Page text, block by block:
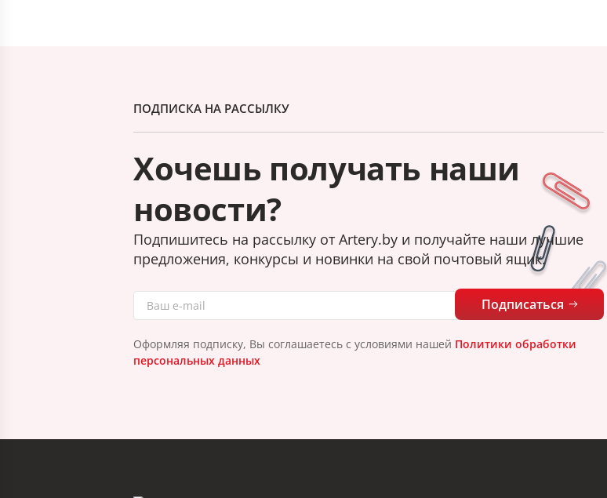
ПОДПИСКА НА РАССЫЛКУ
Хочешь получать наши
новости?
Подпишитесь на рассылку от Artery.by и получайте наши лучшие
предложения, конкурсы и новинки на свой почтовый ящик.
Подписаться
Оформляя подписку, Вы соглашаетесь с условиями нашей Политики обработки
персональных данных